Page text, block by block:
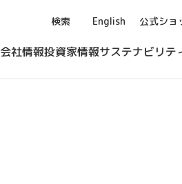
検索 English 公式ショ
会社情報投資家情報サステナビリテ